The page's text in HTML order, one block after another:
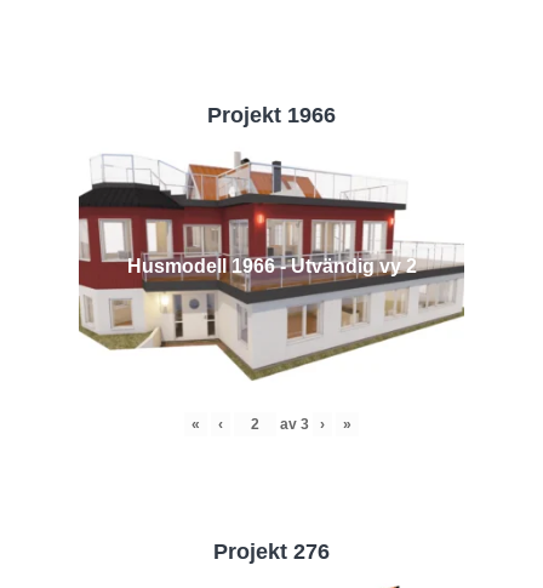
Projekt 1966
Husmodell 1966 - Utvändig vy 2
« ‹ av 3 › »
Projekt 276